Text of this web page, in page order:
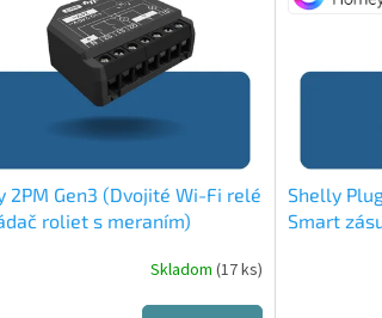
2PM Gen3 (Dvojité Wi-Fi relé
roliet s meraním)
Skladom (17 ks)
Shelly
Smart